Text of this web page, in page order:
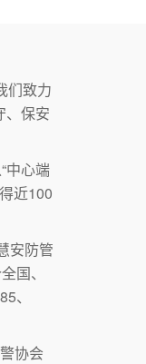
们致力
、保安
中心端
近100
安防管
国、
、
协会